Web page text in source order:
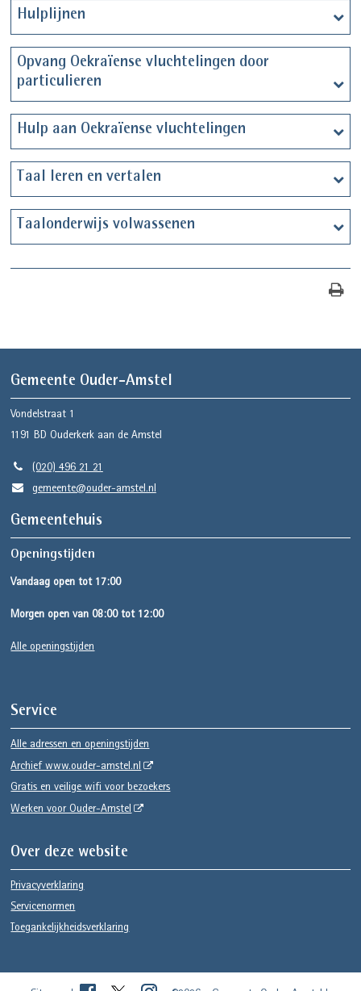
Hulplijnen
Opvang Oekraïense vluchtelingen door
particulieren
Hulp aan Oekraïense vluchtelingen
Taal leren en vertalen
Taalonderwijs volwassenen
Gemeente Ouder-Amstel
Vondelstraat 1
1191 BD Ouderkerk aan de Amstel
(020) 496 21 21
gemeente@ouder-amstel.nl
Gemeentehuis
Openingstijden
Vandaag open tot 17:00
Morgen open van 08:00 tot 12:00
Alle openingstijden
Service
Alle adressen en openingstijden
Archief www.ouder-amstel.nl
Gratis en veilige wifi voor bezoekers
Werken voor Ouder-Amstel
Over deze website
Privacyverklaring
Servicenormen
Toegankelijkheidsverklaring